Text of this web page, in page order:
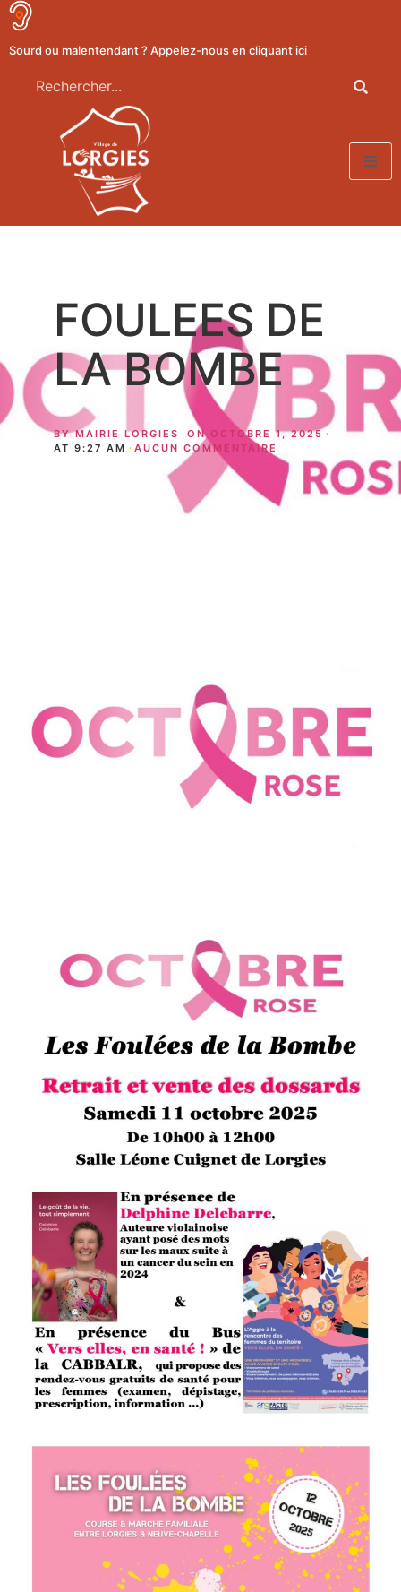
Sourd ou malentendant ? Appelez-nous en cliquant ici
FOULEES DE
LA BOMBE
BYMAIRIE LORGIES ON OCTOBRE 1, 2025
AT 9:27 AM AUCUN COMMENTAIRE